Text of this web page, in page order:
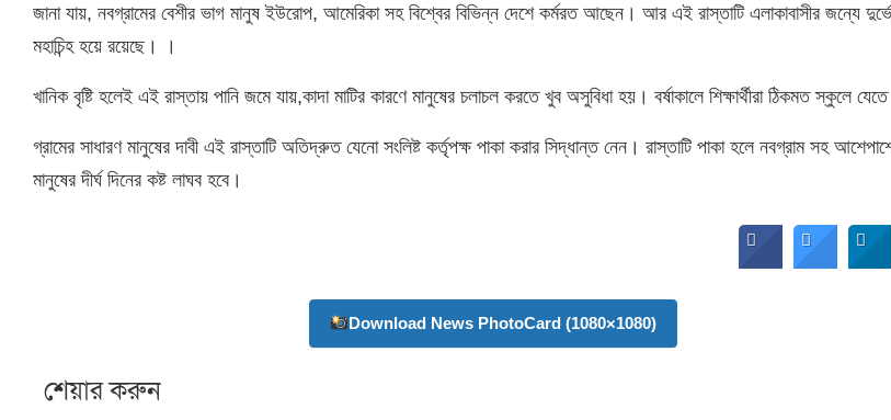
জানা যায়, নবগ্রামের বেশীর ভাগ মানুষ ইউরোপ, আমেরিকা সহ বিশ্বের বিভিন্ন দেশে কর্মরত আছেন। আর এই রাস্তাটি এলাকাবাসীর জন্যে
মহাচিন্হ হয়ে রয়েছে। ।
খানিক বৃষ্টি হলেই এই রাস্তায় পানি জমে যায়,কাদা মাটির কারণে মানুষের চলাচল করতে খুব অসুবিধা হয়। বর্ষাকালে শিক্ষার্থীরা ঠিকমত স্কুলে যেতে
গ্রামের সাধারণ মানুষের দাবী এই রাস্তাটি অতিদ্রুত যেনো সংলিষ্ট কর্তৃপক্ষ পাকা করার সিদ্ধান্ত নেন। রাস্তাটি পাকা হলে নবগ্রাম সহ
মানুষের দীর্ঘ দিনের কষ্ট লাঘব হবে।
Download News PhotoCard (1080×1080)
শেয়ার করুন